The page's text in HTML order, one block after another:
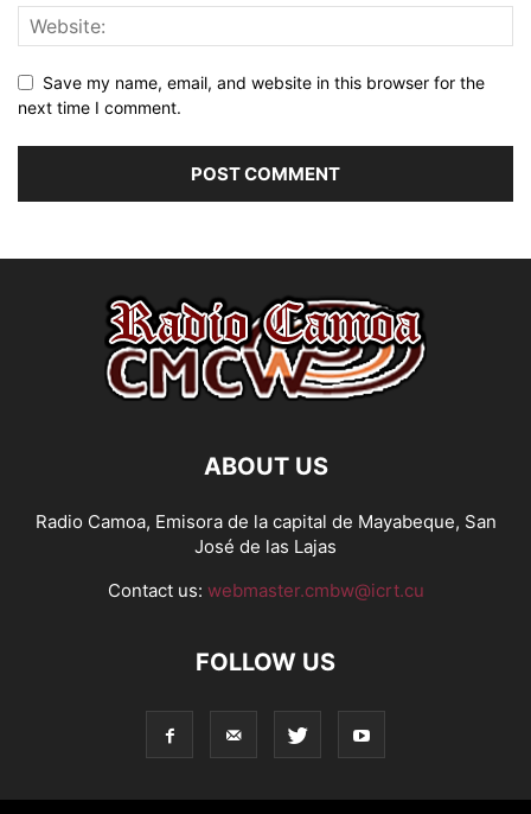
Save my name, email, and website in this browser for the
next time I comment.
ABOUT US
Radio Camoa, Emisora de la capital de Mayabeque, San
José de las Lajas
Contact us: webmaster.cmbw@icrt.cu
FOLLOW US